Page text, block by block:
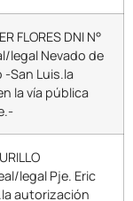
FLORES DNI N°
legal Nevado de
-San Luis.la
la vía pública
legal Pje. Eric
autorización